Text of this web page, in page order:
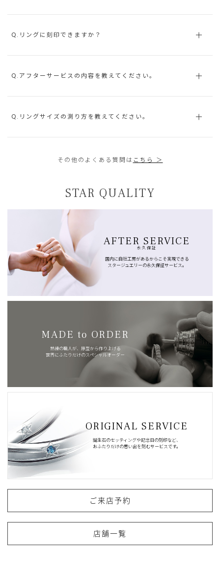
Q.リングに刻印できますか？
Q.アフターサービスの内容を教えてください。
Q.リングサイズの測り方を教えてください。
その他のよくある質問は こちら ＞
STAR QUALITY
AFTER SERVICE
永久保証
国内に自社工房があるからこそ実現できる
スタージュエリーの永久保証サービス。
MADE to ORDER
熟練の職人が、原型から作り上げる
世界にふたりだけのスペシャルオーダー
ORIGINAL SERVICE
誕生石のセッティングや記念日の刻印など、
おふたりだけの思い出を刻むサービスです。
ご来店予約
店舗一覧